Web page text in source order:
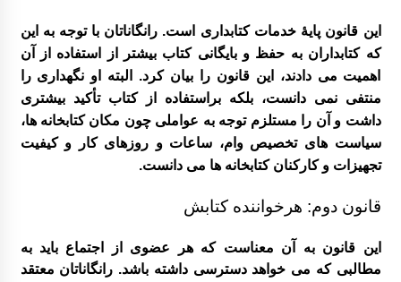
این قانون پایۀ خدمات کتابداری است. رانگاناتان با توجه به این
که کتابداران به حفظ و بایگانی کتاب بیشتر از استفاده از آن
اهمیت می دادند، این قانون را بیان کرد. البته او نگهداری را
منتفی نمی دانست، بلکه براستفاده از کتاب تأکید بیشتری
داشت و آن را مستلزم توجه به عواملی چون مکان کتابخانه ها،
سیاست های تخصیص وام، ساعات و روزهای کار و کیفیت
تجهیزات و کارکنان کتابخانه ها می دانست.
قانون دوم: هرخواننده کتابش
این قانون به آن معناست که هر عضوی از اجتماع باید به
مطالبی که می خواهد دسترسی داشته باشد. رانگاناتان معتقد